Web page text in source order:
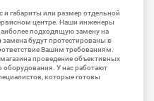
габариты или размер отдельной
центре. Наши инженеры
подходящую замену на
будут протестированы в
Вашим требованиям.
проведение объективных
У нас работают
которые готовы